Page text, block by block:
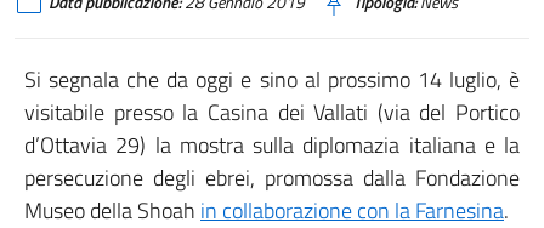
Si segnala che da oggi e sino al prossimo 14 luglio, è
visitabile presso la Casina dei Vallati (via del Portico
d’Ottavia 29) la mostra sulla diplomazia italiana e la
persecuzione degli ebrei, promossa dalla Fondazione
Museo della Shoah in collaborazione con la Farnesina.